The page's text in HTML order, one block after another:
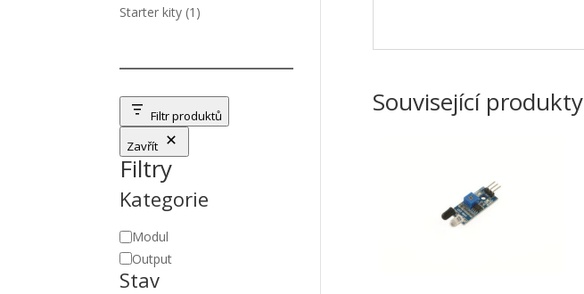
Související produkty
Starter kity 1 1
Filtr produktů
Zavřít
Filtry
Kategorie
Kategorie
Modul
Output
Stav